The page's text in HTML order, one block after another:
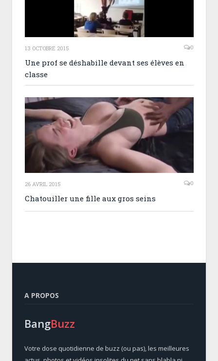
13 OCTOBRE 2015 0
Une prof se déshabille devant ses élèves en
classe
26 AVRIL 2015 0
Chatouiller une fille aux gros seins
A PROPOS
BangBuzz
Votre dose quotidienne de buzz (ou pas), les meilleures